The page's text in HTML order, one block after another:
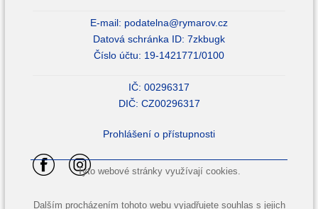
E-mail: podatelna@rymarov.cz
Datová schránka ID: 7zkbugk
Číslo účtu: 19-1421771/0100
IČ: 00296317
DIČ: CZ00296317
Prohlášení o přístupnosti
Tyto webové stránky využívají cookies.
Dalším procházením tohoto webu vyjadřujete souhlas s jejich